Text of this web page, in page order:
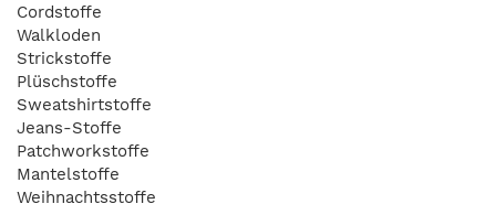
Cordstoffe
Walkloden
Strickstoffe
Plüschstoffe
Sweatshirtstoffe
Jeans-Stoffe
Patchworkstoffe
Mantelstoffe
Weihnachtsstoffe